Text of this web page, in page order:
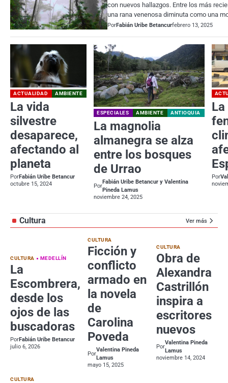
con nuevos hallazgos. Entre los más
una rana venenosa diminuta como una
PorFabián Uribe Betancurfebrero 13, 2025
ACTUALIDAD AMBIENTE
La vida
silvestre
desaparece,
afectando al
planeta
PorFabián Uribe Betancur
octubre 15, 2024
ESPECIALES AMBIENTE ANTIOQUIA
La magnolia
almanegra se alza
entre los bosques
de Urrao
Por
Fabián Uribe Betancur y Valentina
Pineda Lamus
noviembre 24, 2025
La
Por
Cultura Ver más
CULTURA MEDELLÍN
La
Escombrera,
desde los
ojos de las
buscadoras
PorFabián Uribe Betancur
julio 6, 2026
CULTURA
Ficción y
conflicto
armado en
la novela
de
Carolina
Poveda
Por
Valentina Pineda
Lamus
mayo 15, 2025
CULTURA
Obra de
Alexandra
Castrillón
inspira a
escritores
nuevos
Por
Valentina Pineda
Lamus
noviembre 14, 2024
CULTURA